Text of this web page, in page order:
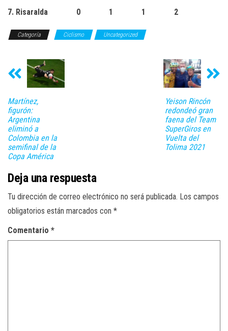
7. Risaralda 0 1 1 2
Categoría Ciclismo Uncategorized
Martínez,
figurón:
Argentina
eliminó a
Colombia en la
semifinal de la
Copa América
Yeison Rincón
redondeó gran
faena del Team
SuperGiros en
Vuelta del
Tolima 2021
Deja una respuesta
Tu dirección de correo electrónico no será publicada. Los campos
obligatorios están marcados con *
Comentario *